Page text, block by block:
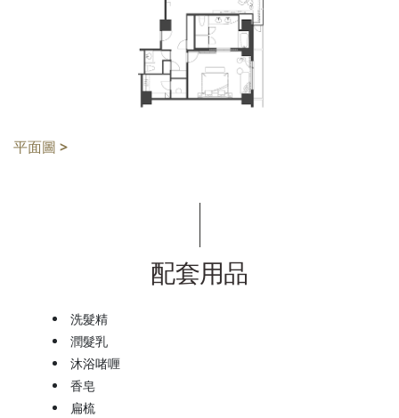
平面圖 >
配套用品
洗髮精
潤髮乳
沐浴啫喱
香皂
扁梳